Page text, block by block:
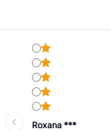
Roxana ***